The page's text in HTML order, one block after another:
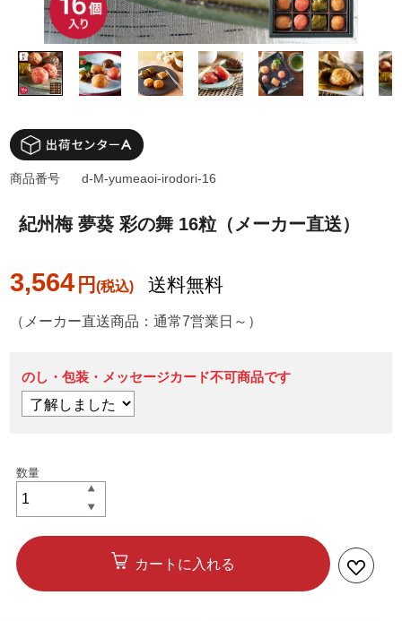
紀州梅 夢葵 彩の舞 16粒（メーカー直送）
3,564 円 送料無料
商品番号 d-M-yumeaoi-irodori-16
（メーカー直送商品：通常7営業日～）
のし・包装・メッセージカード不可商品です
カートに入れる